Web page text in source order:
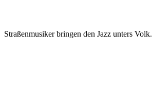
Straßenmusiker bringen den Jazz unters Volk.